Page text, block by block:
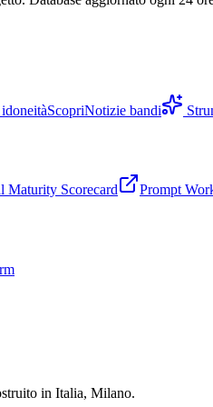
ScopriNotizie bandi
Maturity Scorecard Prompt
in Italia, Milano.